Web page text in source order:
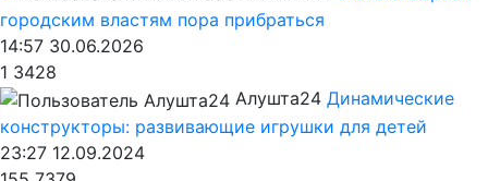
городским властям пора прибраться
14:57 30.06.2026
1 3428
Алушта24 Динамические
конструкторы: развивающие игрушки для детей
23:27 12.09.2024